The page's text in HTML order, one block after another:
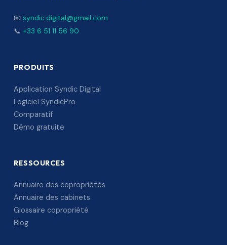
📧 syndic.digital@gmail.com
📞 +33 6 51 11 56 90
PRODUITS
Application Syndic Digital
Logiciel SyndicPro
Comparatif
Démo gratuite
RESSOURCES
Annuaire des copropriétés
Annuaire des cabinets
Glossaire copropriété
Blog